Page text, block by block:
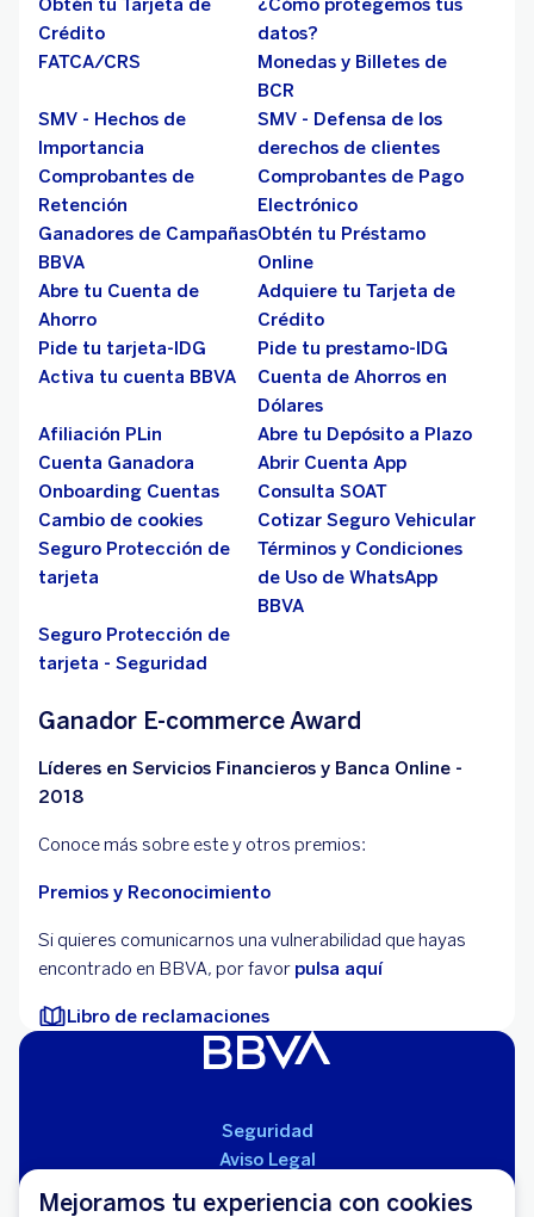
Mejoramos tu experiencia con cookies
Obtén tu Tarjeta de
Crédito
¿Cómo protegemos tus
datos?
FATCA/CRS
Monedas y Billetes de
BCR
SMV - Hechos de
Importancia
SMV - Defensa de los
derechos de clientes
Comprobantes de
Retención
Comprobantes de Pago
Electrónico
Ganadores de Campañas
BBVA
Obtén tu Préstamo
Online
Abre tu Cuenta de
Ahorro
Adquiere tu Tarjeta de
Crédito
Pide tu tarjeta-IDG
Pide tu prestamo-IDG
Activa tu cuenta BBVA
Cuenta de Ahorros en
Dólares
Afiliación PLin
Abre tu Depósito a Plazo
Cuenta Ganadora
Abrir Cuenta App
Onboarding Cuentas
Consulta SOAT
Cambio de cookies
Cotizar Seguro Vehicular
Seguro Protección de
tarjeta
Términos y Condiciones
de Uso de WhatsApp
BBVA
Seguro Protección de
tarjeta - Seguridad
Ganador E-commerce Award
Líderes en Servicios Financieros y Banca Online -
2018
Conoce más sobre este y otros premios:
Premios y Reconocimiento
Si quieres comunicarnos una vulnerabilidad que hayas
encontrado en BBVA, por favor pulsa aquí
Libro de reclamaciones
Seguridad
Aviso Legal
Cláusulas Generales de Contratación